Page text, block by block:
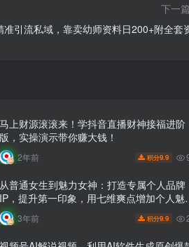
下一篇
准引流私域，靠卖幼师资料日200+附全套
马上财源滚滚来！学抖音直播财神接福进阶
版，实操演示带你赚大钱！
2年前 积分9.9
从普通女生到魅力女神：打造专属个人品牌
IP，提升第一印象，用七维爽点增加个人魅
力！15节课助你成为网络红人！
3年前 积分9.9